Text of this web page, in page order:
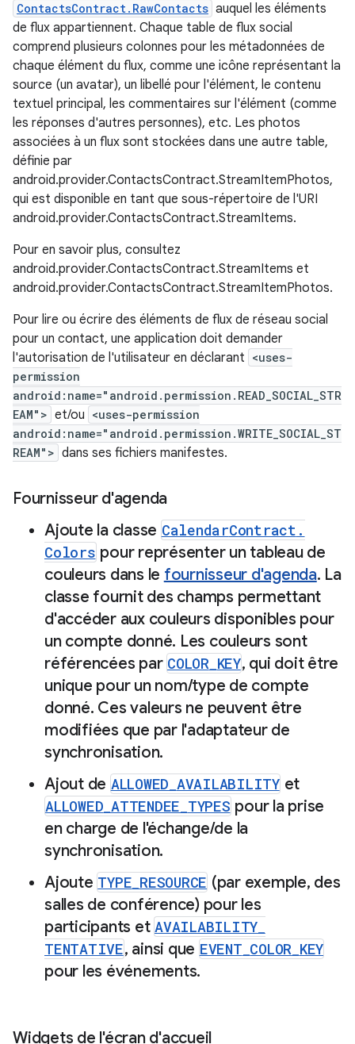
ContactsContract.RawContacts auquel les éléments
de flux appartiennent. Chaque table de flux social
comprend plusieurs colonnes pour les métadonnées de
chaque élément du flux, comme une icône représentant la
source (un avatar), un libellé pour l'élément, le contenu
textuel principal, les commentaires sur l'élément (comme
les réponses d'autres personnes), etc. Les photos
associées à un flux sont stockées dans une autre table,
définie par
android.provider.ContactsContract.StreamItemPhotos,
qui est disponible en tant que sous-répertoire de l'URI
android.provider.ContactsContract.StreamItems.
Pour en savoir plus, consultez
android.provider.ContactsContract.StreamItems et
android.provider.ContactsContract.StreamItemPhotos.
Pour lire ou écrire des éléments de flux de réseau social
pour un contact, une application doit demander
l'autorisation de l'utilisateur en déclarant <uses-
permission
android:name="android.permission.READ_SOCIAL_STR
EAM"> et/ou <uses-permission
android:name="android.permission.WRITE_SOCIAL_ST
REAM"> dans ses fichiers manifestes.
Fournisseur d'agenda
Ajoute la classe CalendarContract .
Colors pour représenter un tableau de
couleurs dans le fournisseur d'agenda. La
classe fournit des champs permettant
d'accéder aux couleurs disponibles pour
un compte donné. Les couleurs sont
référencées par COLOR_ KEY, qui doit être
unique pour un nom/type de compte
donné. Ces valeurs ne peuvent être
modifiées que par l'adaptateur de
synchronisation.
Ajout de ALLOWED AVAILABILITY et
ALLOWED ATTENDEE TYPES pour la prise
en charge de l'échange/de la
synchronisation.
Ajoute TYPE RESOURCE (par exemple, des
salles de conférence) pour les
participants et AVAILABILITY
TENTATIVE, ainsi que EVENT COLOR KEY
pour les événements.
Widgets de l'écran d'accueil